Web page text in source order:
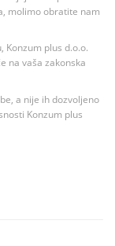
molimo obratite nam
plus d.o.o.
na vaša zakonska
a nije ih dozvoljeno
Konzum plus